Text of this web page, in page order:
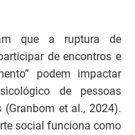
que a ruptura de
de encontros e
podem impactar
de pessoas
et al., 2024).
social funciona como